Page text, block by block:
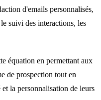
d'emails personnalisés,
suivi des interactions, les
équation en permettant aux
de prospection tout en
la personnalisation de leurs